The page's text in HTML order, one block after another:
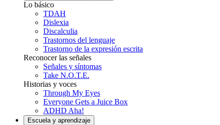
Lo básico
TDAH
Dislexia
Discalculia
Trastornos del lenguaje
Trastorno de la expresión escrita
Reconocer las señales
Señales y síntomas
Take N.O.T.E.
Historias y voces
Through My Eyes
Everyone Gets a Juice Box
ADHD Aha!
Escuela y aprendizaje